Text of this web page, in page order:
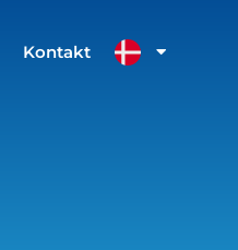
Kontakt